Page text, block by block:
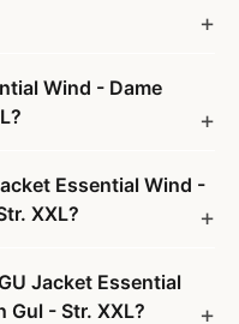
Wind - Dame
Essential Wind -
XXL?
Jacket Essential
Gul - Str. XXL?